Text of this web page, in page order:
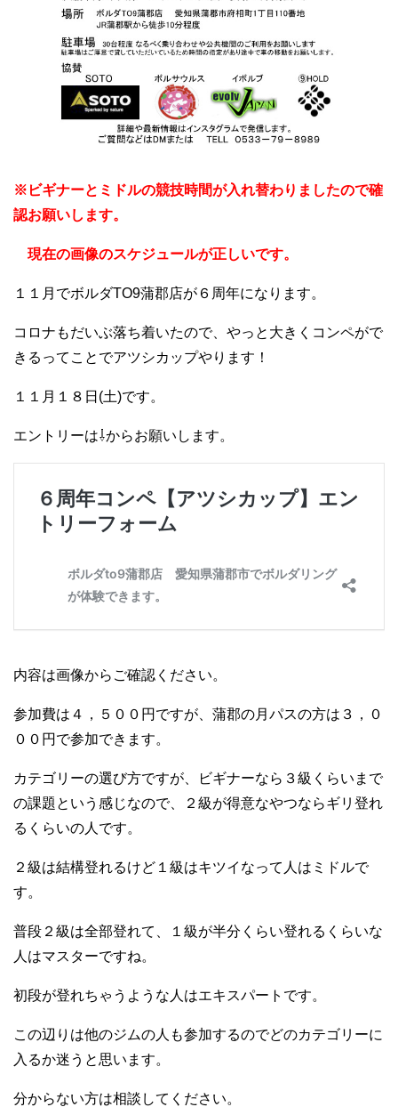
※ビギナーとミドルの競技時間が入れ替わりましたので確
認お願いします。
現在の画像のスケジュールが正しいです。
１１月でボルダTO9蒲郡店が６周年になります。
コロナもだいぶ落ち着いたので、やっと大きくコンペがで
きるってことでアツシカップやります！
１１月１８日(土)です。
エントリーは⇩からお願いします。
内容は画像からご確認ください。
参加費は４，５００円ですが、蒲郡の月パスの方は３，０
００円で参加できます。
カテゴリーの選び方ですが、ビギナーなら３級くらいまで
の課題という感じなので、２級が得意なやつならギリ登れ
るくらいの人です。
２級は結構登れるけど１級はキツイなって人はミドルで
す。
普段２級は全部登れて、１級が半分くらい登れるくらいな
人はマスターですね。
初段が登れちゃうような人はエキスパートです。
この辺りは他のジムの人も参加するのでどのカテゴリーに
入るか迷うと思います。
分からない方は相談してください。